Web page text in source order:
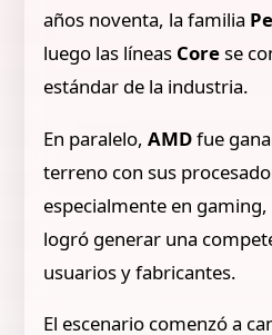
años noventa, la familia
luego las líneas Corese
estándar de la industria.
En paralelo,AMDfue
terreno con sus
especialmente en
logró generar una
usuarios y fabricantes.
El escenario comenzó a